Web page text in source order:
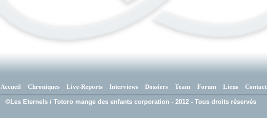
Accueil Chroniques Live-Reports Interviews Dossiers Team Forum Liens Contact
©Les Eternels / Totoro mange des enfants corporation - 2012 - Tous droits réservés